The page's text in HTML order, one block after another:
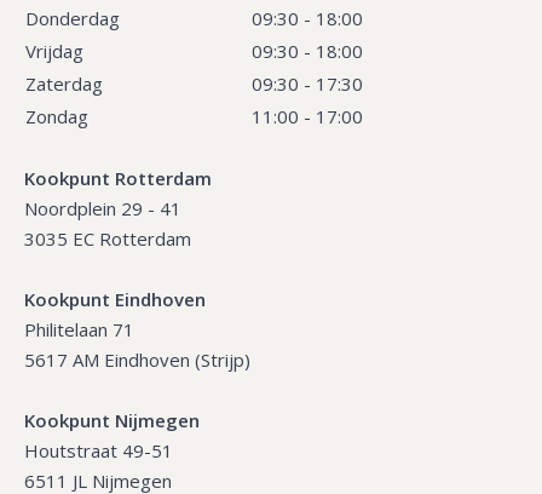
Donderdag
09:30 - 18:00
Vrijdag
09:30 - 18:00
Zaterdag
09:30 - 17:30
Zondag
11:00 - 17:00
Kookpunt Rotterdam
Noordplein 29 - 41
3035 EC Rotterdam
Kookpunt Eindhoven
Philitelaan 71
5617 AM Eindhoven (Strijp)
Kookpunt Nijmegen
Houtstraat 49-51
6511 JL Nijmegen